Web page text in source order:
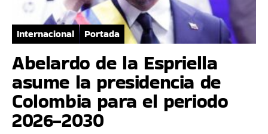
Internacional Portada
Abelardo de la Espriella
asume la presidencia de
Colombia para el periodo
2026-2030